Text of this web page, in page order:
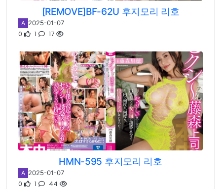
[REMOVE]BF-62U 후지모리 리호
A 2025-01-07
0 1 17
HMN-595 후지모리 리호
A 2025-01-07
0 1 44